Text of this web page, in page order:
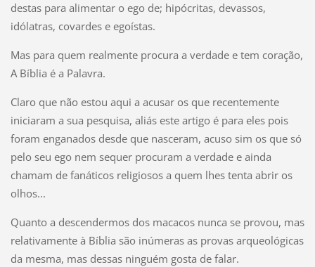
destas para alimentar o ego de; hipócritas, devassos,
idólatras, covardes e egoístas.
Mas para quem realmente procura a verdade e tem coração,
A Bíblia é a Palavra.
Claro que não estou aqui a acusar os que recentemente
iniciaram a sua pesquisa, aliás este artigo é para eles pois
foram enganados desde que nasceram, acuso sim os que só
pelo seu ego nem sequer procuram a verdade e ainda
chamam de fanáticos religiosos a quem lhes tenta abrir os
olhos...
Quanto a descendermos dos macacos nunca se provou, mas
relativamente à Bíblia são inúmeras as provas arqueológicas
da mesma, mas dessas ninguém gosta de falar.